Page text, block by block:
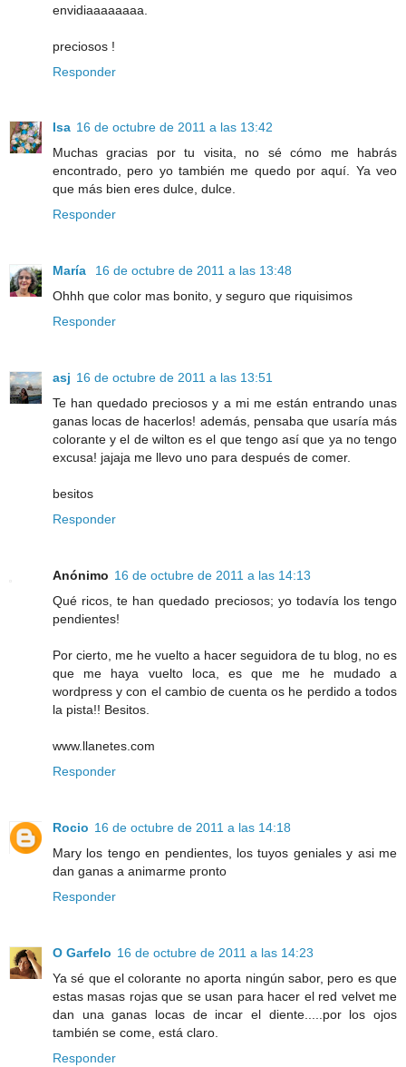
envidiaaaaaaaa.
preciosos !
Responder
Isa 16 de octubre de 2011 a las 13:42
Muchas gracias por tu visita, no sé cómo me habrás
encontrado, pero yo también me quedo por aquí. Ya veo
que más bien eres dulce, dulce.
Responder
María
16 de octubre de 2011 a las 13:48
Ohhh que color mas bonito, y seguro que riquisimos
Responder
asj 16 de octubre de 2011 a las 13:51
Te han quedado preciosos y a mi me están entrando unas
ganas locas de hacerlos! además, pensaba que usaría más
colorante y el de wilton es el que tengo así que ya no tengo
excusa! jajaja me llevo uno para después de comer.
besitos
Responder
Anónimo 16 de octubre de 2011 a las 14:13
Qué ricos, te han quedado preciosos; yo todavía los tengo
pendientes!
Por cierto, me he vuelto a hacer seguidora de tu blog, no es
que me haya vuelto loca, es que me he mudado a
wordpress y con el cambio de cuenta os he perdido a todos
la pista!! Besitos.
www.llanetes.com
Responder
Rocio 16 de octubre de 2011 a las 14:18
Mary los tengo en pendientes, los tuyos geniales y asi me
dan ganas a animarme pronto
Responder
O Garfelo 16 de octubre de 2011 a las 14:23
Ya sé que el colorante no aporta ningún sabor, pero es que
estas masas rojas que se usan para hacer el red velvet me
dan una ganas locas de incar el diente.....por los ojos
también se come, está claro.
Responder